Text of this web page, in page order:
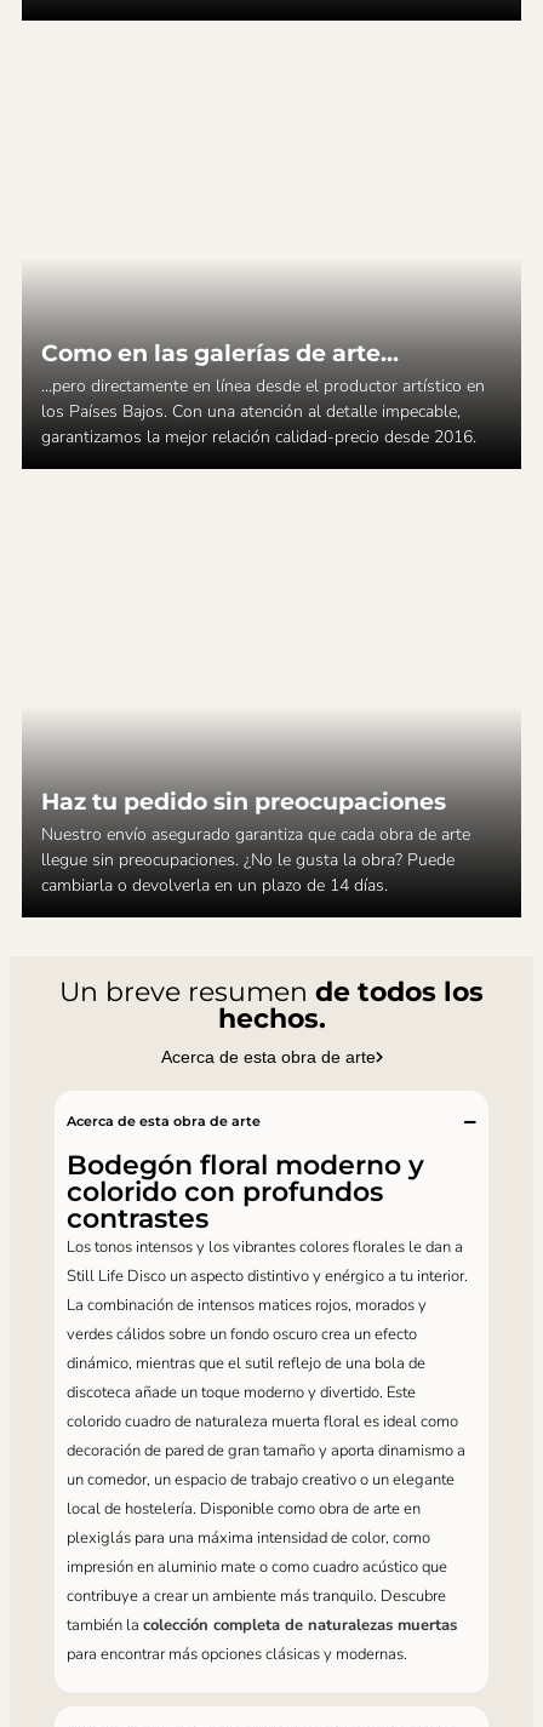
Como en las galerías de arte...
...pero directamente en línea desde el productor artístico en
los Países Bajos. Con una atención al detalle impecable,
garantizamos la mejor relación calidad-precio desde 2016.
Haz tu pedido sin preocupaciones
Nuestro envío asegurado garantiza que cada obra de arte
llegue sin preocupaciones. ¿No le gusta la obra? Puede
cambiarla o devolverla en un plazo de 14 días.
Un breve resumen de todos los
hechos.
Acerca de esta obra de arte
Acerca de esta obra de arte
Bodegón floral moderno y
colorido con profundos
contrastes
Los tonos intensos y los vibrantes colores florales le dan a
Still Life Disco un aspecto distintivo y enérgico a tu interior.
La combinación de intensos matices rojos, morados y
verdes cálidos sobre un fondo oscuro crea un efecto
dinámico, mientras que el sutil reflejo de una bola de
discoteca añade un toque moderno y divertido. Este
colorido cuadro de naturaleza muerta floral es ideal como
decoración de pared de gran tamaño y aporta dinamismo a
un comedor, un espacio de trabajo creativo o un elegante
local de hostelería. Disponible como obra de arte en
plexiglás para una máxima intensidad de color, como
impresión en aluminio mate o como cuadro acústico que
contribuye a crear un ambiente más tranquilo. Descubre
también la colección completa de naturalezas muertas
para encontrar más opciones clásicas y modernas.